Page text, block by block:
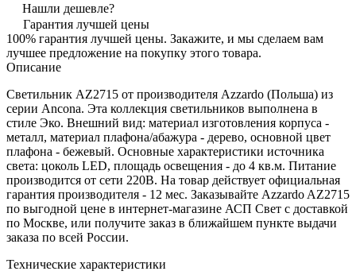
Нашли дешевле?
Гарантия лучшей цены
100% гарантия лучшей цены. Закажите, и мы сделаем вам
лучшее предложение на покупку этого товара.
Описание
Светильник AZ2715 от производителя Azzardo (Польша) из
серии Ancona. Эта коллекция светильников выполнена в
стиле Эко. Внешний вид: материал изготовления корпуса -
металл, материал плафона/абажура - дерево, основной цвет
плафона - бежевый. Основные характеристики источника
света: цоколь LED, площадь освещения - до 4 кв.м. Питание
производится от сети 220В. На товар действует официальная
гарантия производителя - 12 мес. Заказывайте Azzardo AZ2715
по выгодной цене в интернет-магазине АСП Свет с доставкой
по Москве, или получите заказ в ближайшем пункте выдачи
заказа по всей России.
Технические характеристики